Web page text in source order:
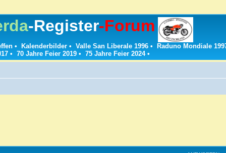
-Register-Forum
• Kalenderbilder • Valle San Liberale 1996 • Raduno Mondiale
• 70 Jahre Feier 2019 • 75 Jahre Feier 2024•